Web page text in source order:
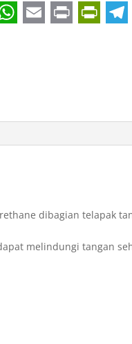
l t t
F
e
d
g
r
dibagian telapak
melindungi tangan